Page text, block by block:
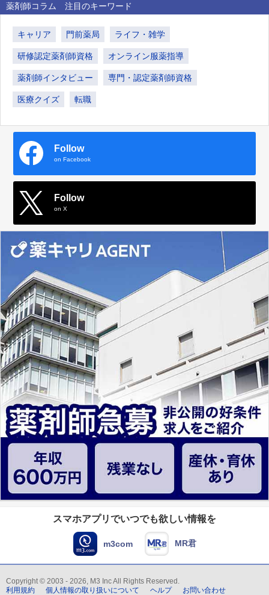
薬剤師コラム 注目のキーワード
キャリア 門前薬局 ライフ・雑学
研修認定薬剤師資格 オンライン服薬指導
薬剤師インタビュー 専門・認定薬剤師資格
医療クイズ 転職
Follow
on Facebook
Follow
on X
スマホアプリでいつでも欲しい情報を
m3com MR君
Copyright © 2003 - 2026, M3 Inc All Rights Reserved.
利用規約
個人情報の取り扱いについて ヘルプ お問い合わせ